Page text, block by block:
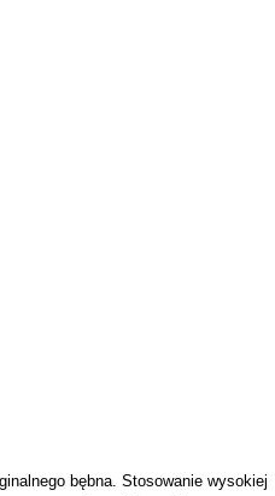
bębna. Stosowanie wysokiej